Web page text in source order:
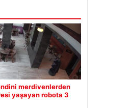
merdivenlerden
yaşayan robota 3